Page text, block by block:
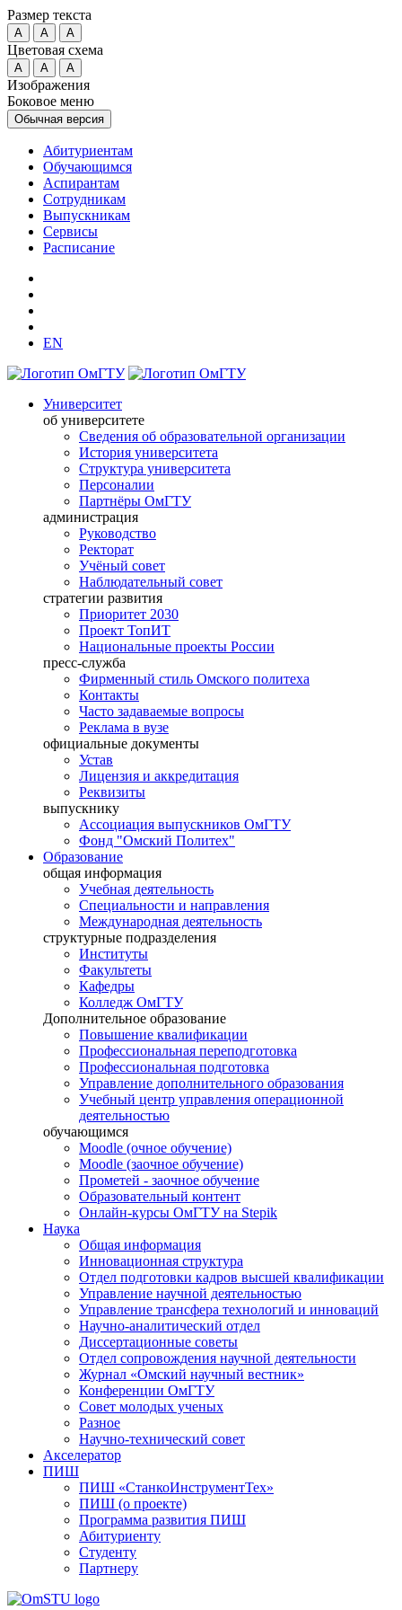
Размер текста
A A A
Цветовая схема
A A A
Изображения
Боковое меню
Обычная версия
Абитуриентам
Обучающимся
Аспирантам
Сотрудникам
Выпускникам
Сервисы
Расписание
EN
Университет
об университете
Сведения об образовательной организации
История университета
Структура университета
Персоналии
Партнёры ОмГТУ
администрация
Руководство
Ректорат
Учёный совет
Наблюдательный совет
стратегии развития
Приоритет 2030
Проект ТопИТ
Национальные проекты России
пресс-служба
Фирменный стиль Омского политеха
Контакты
Часто задаваемые вопросы
Реклама в вузе
официальные документы
Устав
Лицензия и аккредитация
Реквизиты
выпускнику
Ассоциация выпускников ОмГТУ
Фонд "Омский Политех"
Образование
общая информация
Учебная деятельность
Специальности и направления
Международная деятельность
структурные подразделения
Институты
Факультеты
Кафедры
Колледж ОмГТУ
Дополнительное образование
Повышение квалификации
Профессиональная переподготовка
Профессиональная подготовка
Управление дополнительного образования
Учебный центр управления операционной
деятельностью
обучающимся
Moodle (очное обучение)
Moodle (заочное обучение)
Прометей - заочное обучение
Образовательный контент
Онлайн-курсы ОмГТУ на Stepik
Наука
Общая информация
Инновационная структура
Отдел подготовки кадров высшей квалификации
Управление научной деятельностью
Управление трансфера технологий и инноваций
Научно-аналитический отдел
Диссертационные советы
Отдел сопровождения научной деятельности
Журнал «Омский научный вестник»
Конференции ОмГТУ
Совет молодых ученых
Разное
Научно-технический совет
Акселератор
ПИШ
ПИШ «СтанкоИнструментТех»
ПИШ (о проекте)
Программа развития ПИШ
Абитуриенту
Студенту
Партнеру